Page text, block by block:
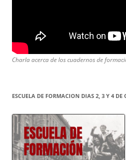
Charla acerca de los cuadernos de
ESCUELA DE FORMACION DIAS 2, 3 Y 4 DE